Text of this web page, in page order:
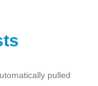
pulled